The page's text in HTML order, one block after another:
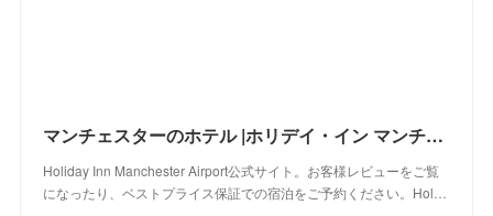
マンチェスターのホテル |ホリデイ・イン マンチェスター エアポート ホテル
Holiday Inn Manchester Airport公式サイト。お客様レビューをご覧
になったり、ベストプライス保証での宿泊をご予約ください。Hol…